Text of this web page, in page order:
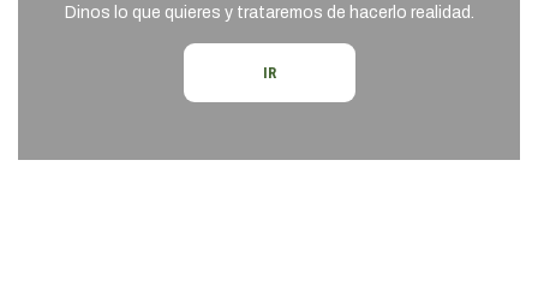
Dinos lo que quieres y trataremos de hacerlo realidad.
IR